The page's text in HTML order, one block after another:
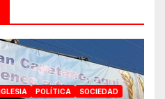
IGLESIA POLÍTICA SOCIEDAD